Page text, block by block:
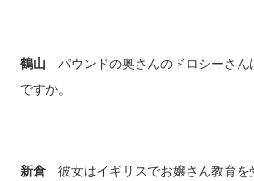
鶴山 パウンドの奥さんのドロシーさん
ですか。
新倉 彼女はイギリスでお嬢さん教育を